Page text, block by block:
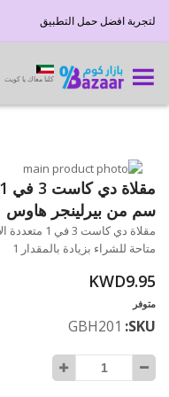
لتجربة افضل حمل التطبيق
كلنا معاك يا كويت
انتقل
إلى
معرض
الصور
تخطي
بداية
معرض
الصور
سم من بيرلينجر هاوس
متاحة للشراء بزيادة بالمقدار 1
KWD9.95
متوفر
SKU
GBH201